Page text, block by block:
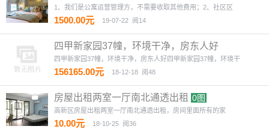
商圈对面）4图
1、我们是公寓运营管理方，不需要收取其他费用；2、社区区
1500.00元 19-07-22 阅14
四甲新家园37幢，环境干净，房东人好
四甲新家园37幢，环境干净，房东人好四甲新家园37幢，环境干
156165.00元 18-12-18 阅48
房屋出租两室一厅南北通透出租 0图
高新区房屋出租两室一厅南北通透出租，房间里面所有的家
10.00元 18-10-25 阅36